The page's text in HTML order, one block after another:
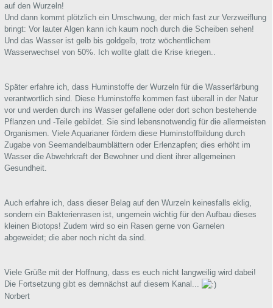
auf den Wurzeln!
Und dann kommt plötzlich ein Umschwung, der mich fast zur Verzweiflung
bringt: Vor lauter Algen kann ich kaum noch durch die Scheiben sehen!
Und das Wasser ist gelb bis goldgelb, trotz wöchentlichem
Wasserwechsel von 50%. Ich wollte glatt die Krise kriegen..
Später erfahre ich, dass Huminstoffe der Wurzeln für die Wasserfärbung
verantwortlich sind. Diese Huminstoffe kommen fast überall in der Natur
vor und werden durch ins Wasser gefallene oder dort schon bestehende
Pflanzen und -Teile gebildet. Sie sind lebensnotwendig für die allermeisten
Organismen. Viele Aquarianer fördern diese Huminstoffbildung durch
Zugabe von Seemandelbaumblättern oder Erlenzapfen; dies erhöht im
Wasser die Abwehrkraft der Bewohner und dient ihrer allgemeinen
Gesundheit.
Auch erfahre ich, dass dieser Belag auf den Wurzeln keinesfalls eklig,
sondern ein Bakterienrasen ist, ungemein wichtig für den Aufbau dieses
kleinen Biotops! Zudem wird so ein Rasen gerne von Garnelen
abgeweidet; die aber noch nicht da sind.
Viele Grüße mit der Hoffnung, dass es euch nicht langweilig wird dabei!
Die Fortsetzung gibt es demnächst auf diesem Kanal...
Norbert